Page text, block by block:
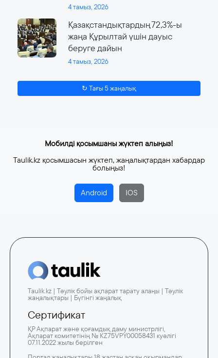
4 тамыз, 2026
Қазақстандықтардың 72,3%-ы
жаңа Құрылтай үшін дауыс
беруге дайын
4 тамыз, 2026
↻ Тағы 5 жаңалық
Мобилді қосымшаны жүктеп алыңыз!
Taulik.kz қосымшасын жүктеп, жаңалықтардан хабардар
болыңыз!
Android IOS
Taulik.kz | Тәулік бойы ақпарат тарату алаңы | Тәулік
жаңалықтары | Бүгінгі жаңалық
Сертификат
ҚР Ақпарат және қоғамдық даму министрлігі,
Ақпарат комитетінің № KZ75VPY00058431 куәлігі
07.11.2022 жылы берілген